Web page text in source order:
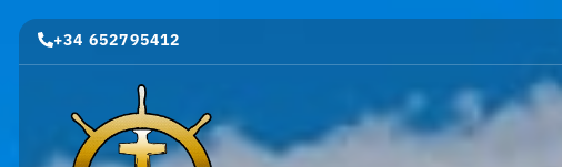
+34 652795412